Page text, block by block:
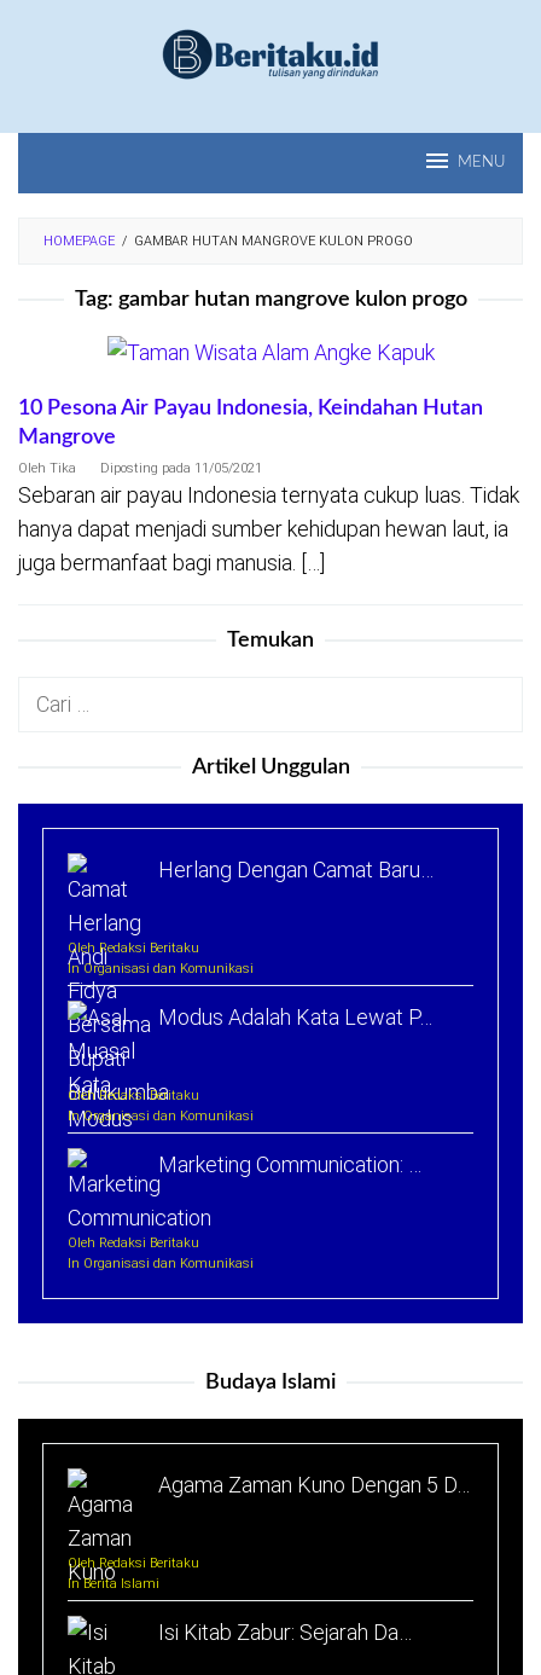
MENU
HOMEPAGE / GAMBAR HUTAN MANGROVE KULON PROGO
Tag: gambar hutan mangrove kulon progo
10 Pesona Air Payau Indonesia, Keindahan Hutan
Mangrove
Oleh Tika Diposting pada 11/05/2021
Sebaran air payau Indonesia ternyata cukup luas. Tidak
hanya dapat menjadi sumber kehidupan hewan laut, ia
juga bermanfaat bagi manusia. […]
Temukan
Cari
Artikel Unggulan
Herlang Dengan Camat Baru…
Oleh Redaksi Beritaku
In Organisasi dan Komunikasi
Modus Adalah Kata Lewat P…
Oleh Redaksi Beritaku
In Organisasi dan Komunikasi
Marketing Communication: …
Oleh Redaksi Beritaku
In Organisasi dan Komunikasi
Budaya Islami
Agama Zaman Kuno Dengan 5 D…
Oleh Redaksi Beritaku
In Berita Islami
Isi Kitab Zabur: Sejarah Da…